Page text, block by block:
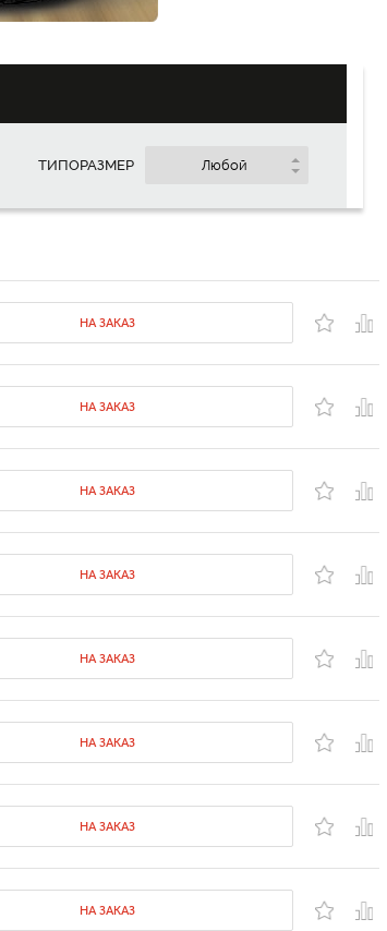
ТИПОРАЗМЕР
НА ЗАКАЗ
НА ЗАКАЗ
НА ЗАКАЗ
НА ЗАКАЗ
НА ЗАКАЗ
НА ЗАКАЗ
НА ЗАКАЗ
НА ЗАКАЗ